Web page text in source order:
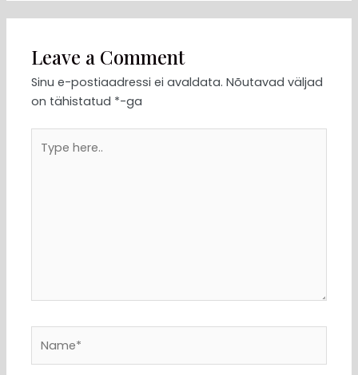
Leave a Comment
Sinu e-postiaadressi ei avaldata. Nõutavad väljad
on tähistatud *-ga
here..